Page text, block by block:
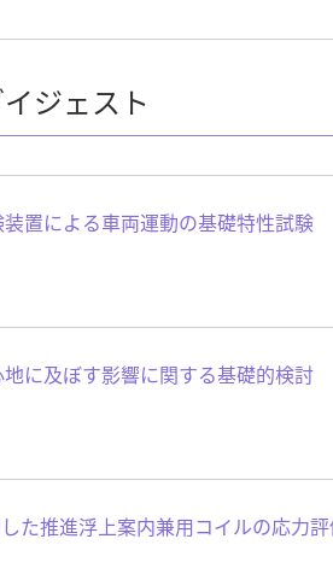
ジェスト
置による車両運動の基礎特性試験
に及ぼす影響に関する基礎的検討
た推進浮上案内兼用コイルの応力